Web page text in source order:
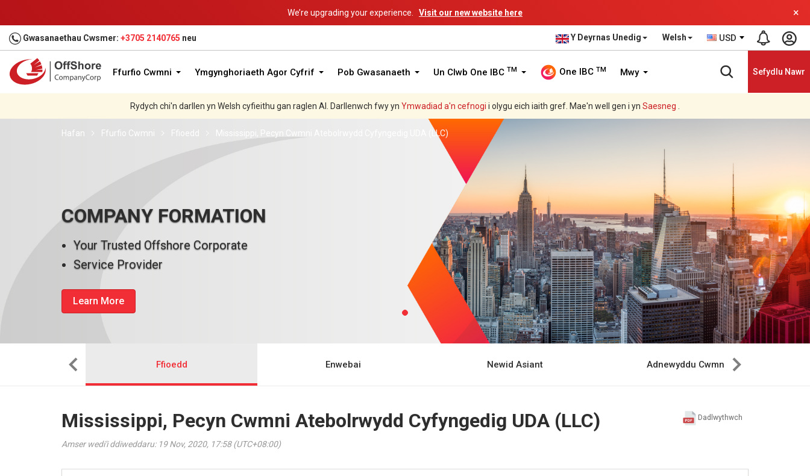
We’re upgrading your experience. Visit our new website here ×
Gwasanaethau Cwsmer: +3705 2140765 neu Y Deyrnas Unedig Welsh USD
Ffurfio Cwmni Ymgynghoriaeth Agor Cyfrif Pob Gwasanaeth Un Clwb One IBC TM One IBC TM Mwy Sefydlu Nawr
Rydych chi'n darllen yn Welsh cyfieithu gan raglen AI. Darllenwch fwy yn Ymwadiad a'n cefnogi i olygu eich iaith gref. Mae'n well gen i yn Saesneg
Hafan Ffurfio Cwmni Ffioedd Mississippi, Pecyn Cwmni Atebolrwydd Cyfyngedig UDA (LLC)
COMPANY FORMATION
Your Trusted Offshore Corporate
Service Provider
Learn More
Ffioedd Enwebai Newid Asiant Adnewyddu Cwmni
Dadlwythwch
Mississippi, Pecyn Cwmni Atebolrwydd Cyfyngedig UDA (LLC)
Amser wedi'i ddiweddaru: 19 Nov, 2020, 17:58 (UTC+08:00)